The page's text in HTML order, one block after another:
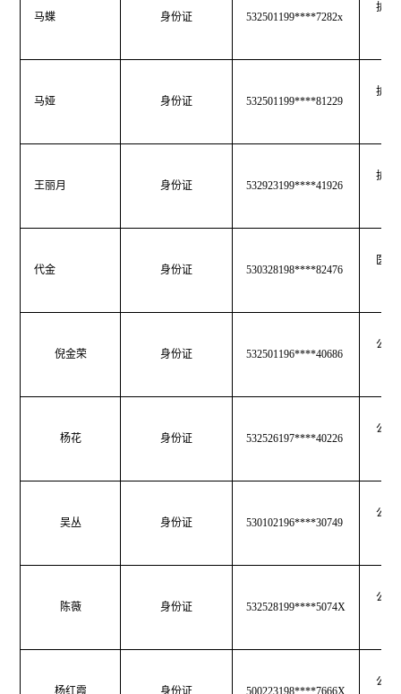
马蝶 身份证 532501199****7282x
护士
马娅 身份证 532501199****81229
护士
王丽月 身份证 532923199****41926
护士
代金 身份证 530328198****82476
医师
倪金荣 身份证 532501196****40686
公共
杨花 身份证 532526197****40226
公共
吴丛 身份证 530102196****30749
公共
陈薇 身份证 532528199****5074X
公共
杨红霞 身份证 500223198****7666X
公共